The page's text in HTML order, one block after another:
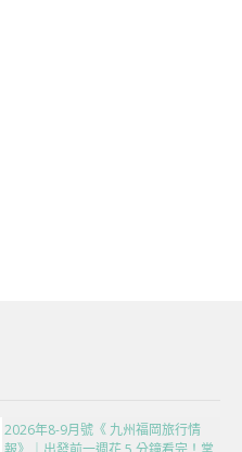
2026年8-9月號《 九州福岡旅行情